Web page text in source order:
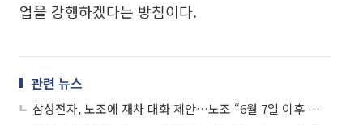
업을 강행하겠다는 방침이다.
관련 뉴스
삼성전자, 노조에 재차 대화 제안…노조 “6월 7일 이후 협의 의사”